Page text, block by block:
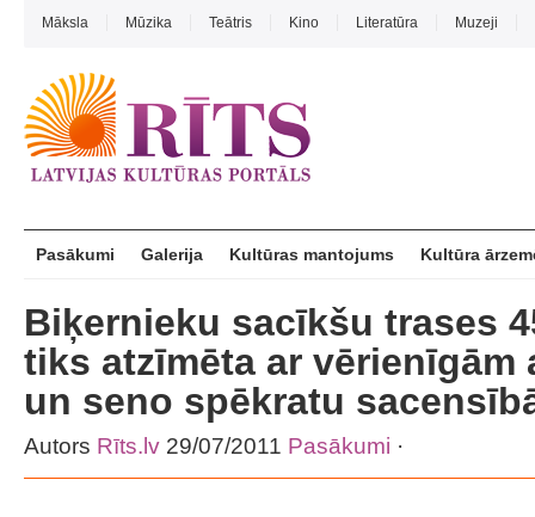
Māksla Mūzika Teātris Kino Literatūra Muzeji
Pasākumi Galerija Kultūras mantojums Kultūra
Biķernieku sacīkšu trases
tiks atzīmēta ar vērienīgām
un seno spēkratu
Autors Rīts.lv 29/07/2011 Pasākumi ·